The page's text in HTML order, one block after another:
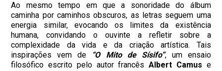
Ao mesmo tempo em que a sonoridade do álbum
caminha por caminhos obscuros, as letras seguem uma
energia similar, evocando os limites da existência
humana, convidando o ouvinte a refletir sobre a
complexidade da vida e da criação artística. Tais
inspirações vem de
“O Mito de Sísifo”, um ensaio
filosófico escrito pelo autor francêsAlbert Camus e